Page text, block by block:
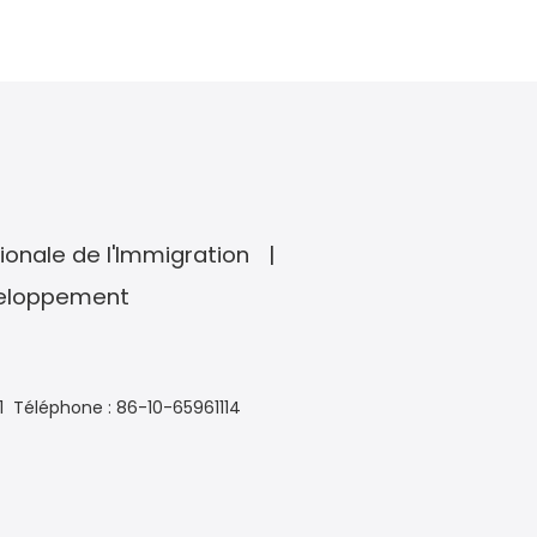
de l'Immigration
Téléphone : 86-10-65961114